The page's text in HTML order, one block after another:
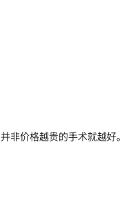
并非价格越贵的手术就越好